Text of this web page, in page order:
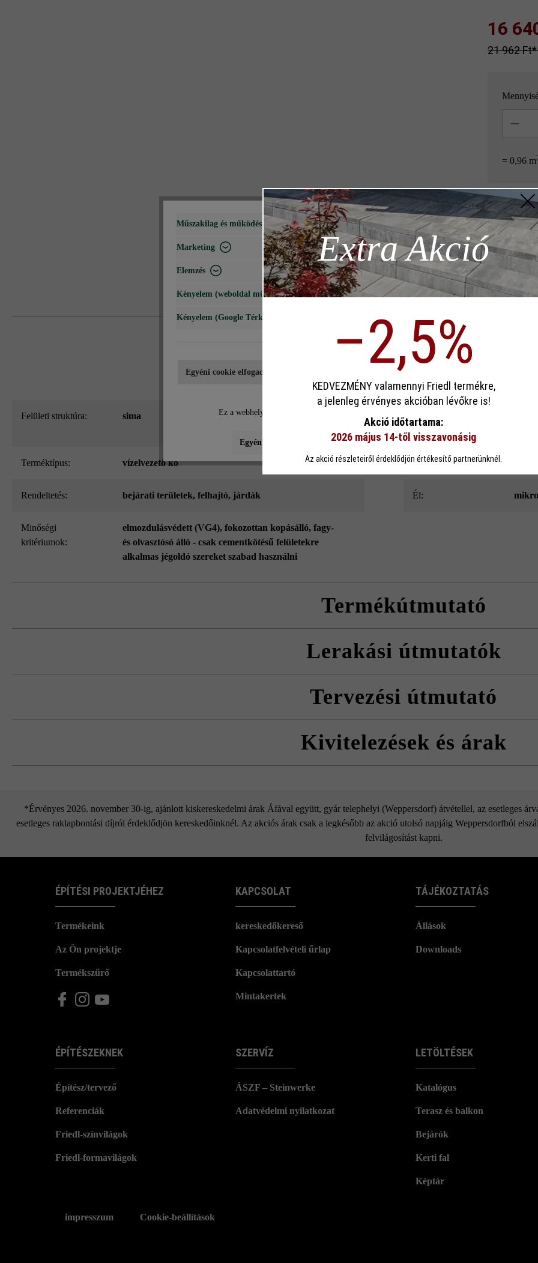
16
21 962
= 0,96 m
Termékleírás
Felületi struktúra: sima Terhelhetőség:
tgk
Terméktípus: vízelvezető kő Térkőtípus:
Rendeltetés: bejárati területek, felhajtó, járdák él:
Minőségi
kritériumok:
elmozdulásvédett (VG4), fokozottan kopásálló, fagy-
és olvasztósó álló - csak cementkötésű felületekre
alkalmas jégoldó szereket szabad használni
Termékútmutató
Lerakási útmutatók
Tervezési útmutató
A 6 cm vagy 8 cm magas, VG4-gyel szerelt térkövekkel való kombináció az azonos raszterméreteknek
Kivitelezések és árak
*Érvényes 2026. november 30-ig, ajánlott kiskereskedelmi árak Áfával együtt, gyár telephelyi (Weppersdorf) átvétellel, az esetleges
esetleges raklapbontási díjról érdeklődjön kereskedőinknél. Az akciós árak csak a legkésőbb az akció utolsó napjáig Weppersdorfból
felvilágosítást kapni.
ÉPÍTÉSI PROJEKTJÉHEZ
Termékeink
Az Ön projektje
Termékszűrő
ÉPÍTÉSZEKNEK
Építész/tervező
Referenciák
Friedl-színvilágok
Friedl-formavilágok
KAPCSOLAT
kereskedőkereső
Kapcsolatfelvételi űrlap
Kapcsolattartó
Mintakertek
SZERVÍZ
ÁSZF – Steinwerke
Adatvédelmi nyilatkozat
TÁJÉKOZTATÁS
Állások
Downloads
LETÖLTÉSEK
Katalógus
Terasz és balkon
Bejárók
Kerti fal
Képtár
impresszum Cookie-beállítások
Műszakilag és működéshez szükséges
Marketing
Elemzés
Kényelem (weboldal működése)
Kényelem (Google Térkép)
Egyéni cookie elfogadása
Ez a webhely cookie-kat használ, hogy a lehető legjobb funkcionalitást kínálja Önnek...
Egyéni beállítások Csak funkcionális cookie elfogadása Minden cookie
Extra Akció
–2,5%
KEDVEZMÉNY valamennyi Friedl termékre,
a jelenleg érvényes akcióban lévőkre is!
Akció időtartama:
2026 május 14-től visszavonásig
Az akció részleteiről érdeklődjön értékesítő partnerünknél.